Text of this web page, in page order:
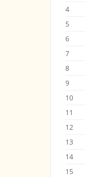
4
5
6
7
8
9
10
11
12
13
14
15